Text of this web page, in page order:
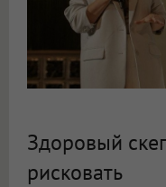
Здоровый
рисковать